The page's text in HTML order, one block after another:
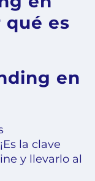
qué es
en
la clave
y llevarlo al